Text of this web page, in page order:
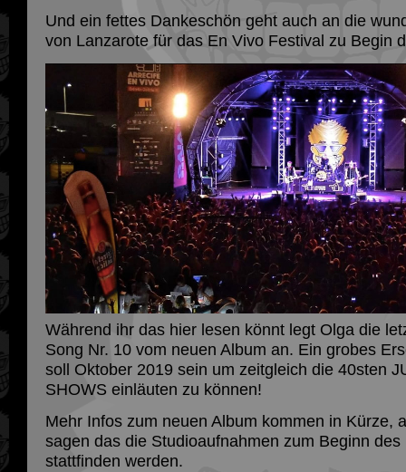
Und ein fettes Dankeschön geht auch an die
von Lanzarote für das En Vivo Festival zu Begin
Während ihr das hier lesen könnt legt Olga die
Song Nr. 10 vom neuen Album an. Ein grobes
soll Oktober 2019 sein um zeitgleich die 40sten
SHOWS einläuten zu können!
Mehr Infos zum neuen Album kommen in Kürze,
sagen das die Studioaufnahmen zum Beginn
stattfinden werden.